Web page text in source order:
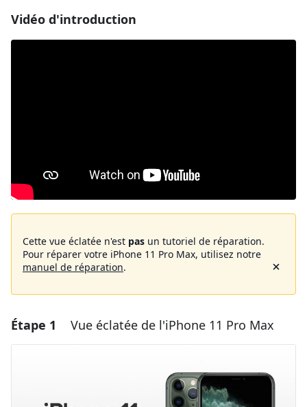
Vidéo d'introduction
Cette vue éclatée n'est pas un tutoriel de réparation.
Pour réparer votre iPhone 11 Pro Max, utilisez notre
manuel de réparation.
Étape 1 Vue éclatée de l'iPhone 11 Pro Max